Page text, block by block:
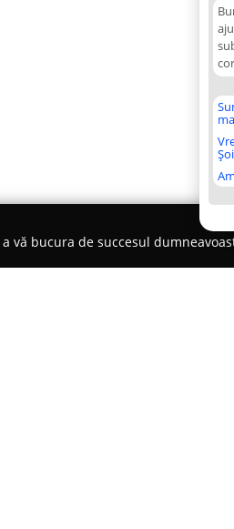
vă bucura de succesul